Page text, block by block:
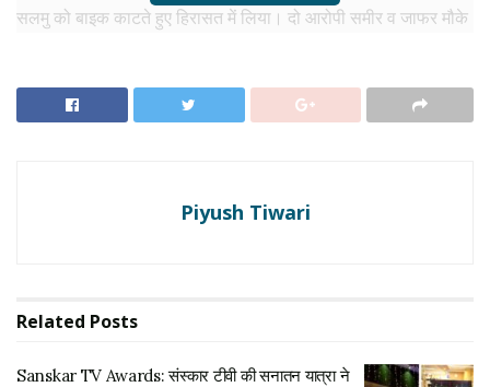
सलमु को बाइक काटते हुए हिरासत में लिया। दो आरोपी समीर व जाफर मौके
उपरांत समीर व जाफर को पुलिस को सौंपने व वित्तीय वसूली कर रहीसुद्दीन व
सम्मान
Piyush Tiwari
Related Posts
Sanskar TV Awards: संस्कार टीवी की सनातन यात्रा ने